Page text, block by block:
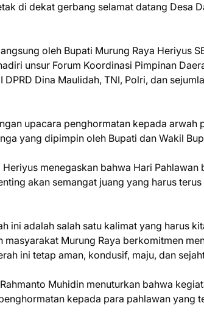
di dekat gerbang selamat datang Desa
oleh Bupati Murung Raya Heriyus
unsur Forum Koordinasi Pimpinan
DPRD Dina Maulidah, TNI, Polri, dan
upacara penghormatan kepada arwah
yang dipimpin oleh Bupati dan Wakil
menegaskan bahwa Hari Pahlawan
akan semangat juang yang harus
ini adalah salah satu kalimat yang harus
masyarakat Murung Raya berkomitmen
ini tetap aman, kondusif, maju, dan
Muhidin menuturkan bahwa
kepada para pahlawan yang